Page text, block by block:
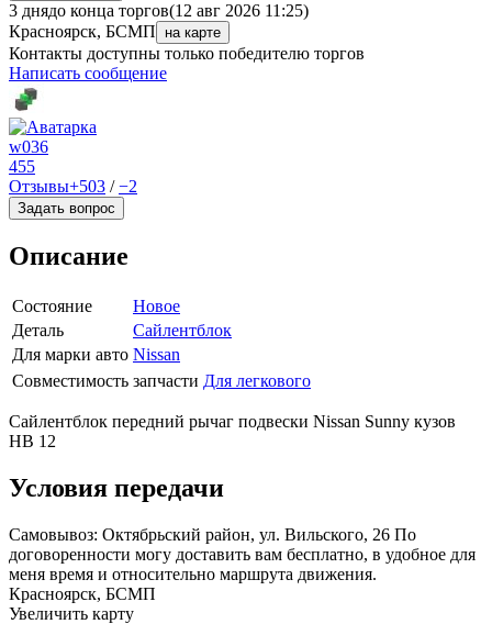
3 днядо конца торгов(12 авг 2026 11:25)
Красноярск, БСМП
на карте
Контакты доступны только победителю торгов
Написать сообщение
w036
455
Отзывы+503 /−2
Задать вопрос
Описание
Состояние
Новое
Деталь
Сайлентблок
Для марки авто Nissan
Совместимость запчасти Для легкового
Сайлентблок передний рычаг подвески Nissan Sunny кузов
HB 12
Условия передачи
Самовывоз: Октябрьский район, ул. Вильского, 26 По
договоренности могу доставить вам бесплатно, в удобное для
меня время и относительно маршрута движения.
Красноярск, БСМП
Увеличить карту